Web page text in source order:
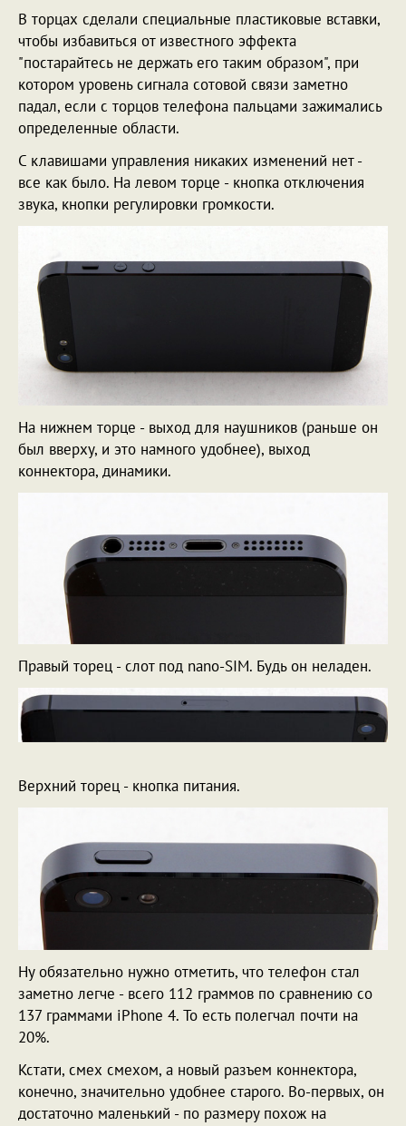
В торцах сделали специальные пластиковые вставки,
чтобы избавиться от известного эффекта
"постарайтесь не держать его таким образом", при
котором уровень сигнала сотовой связи заметно
падал, если с торцов телефона пальцами зажимались
определенные области.
С клавишами управления никаких изменений нет -
все как было. На левом торце - кнопка отключения
звука, кнопки регулировки громкости.
На нижнем торце - выход для наушников (раньше он
был вверху, и это намного удобнее), выход
коннектора, динамики.
Правый торец - слот под nano-SIM. Будь он неладен.
Верхний торец - кнопка питания.
Ну обязательно нужно отметить, что телефон стал
заметно легче - всего 112 граммов по сравнению со
137 граммами iPhone 4. То есть полегчал почти на
20%.
Кстати, смех смехом, а новый разъем коннектора,
конечно, значительно удобнее старого. Во-первых, он
достаточно маленький - по размеру похож на